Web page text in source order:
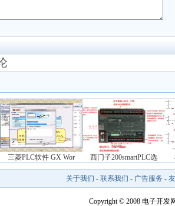
三菱PLC软件 GX Wor 西门子200smartPLC选
关于我们 - 联系我们 - 广告服务 -
Copyright © 2008 电子开发